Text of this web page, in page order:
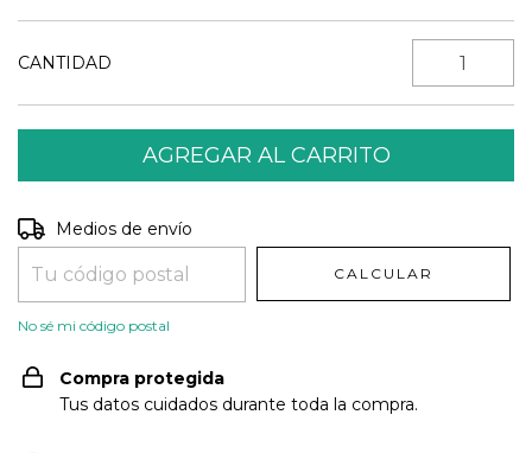
CANTIDAD
Entregas para el CP:
Medios de envío
CALCULAR
No sé mi código postal
Compra protegida
Tus datos cuidados durante toda la compra.